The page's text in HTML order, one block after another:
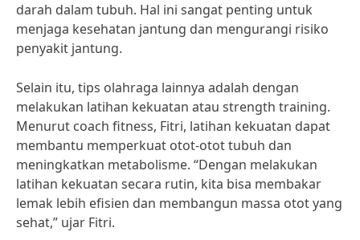
darah dalam tubuh. Hal ini sangat penting untuk
menjaga kesehatan jantung dan mengurangi risiko
penyakit jantung.
Selain itu, tips olahraga lainnya adalah dengan
melakukan latihan kekuatan atau strength training.
Menurut coach fitness, Fitri, latihan kekuatan dapat
membantu memperkuat otot-otot tubuh dan
meningkatkan metabolisme. “Dengan melakukan
latihan kekuatan secara rutin, kita bisa membakar
lemak lebih efisien dan membangun massa otot yang
sehat,” ujar Fitri.